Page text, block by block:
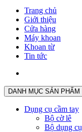
Trang chủ
Giới thiệu
Cửa hàng
Máy khoan
Khoan từ
Tin tức
DANH MỤC SẢN PHẨM
Dụng cụ cầm tay
Bộ cờ lê
Bộ dụng cụ